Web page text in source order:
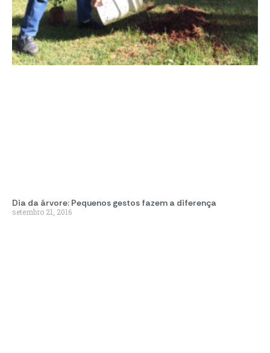
Dia da árvore: Pequenos gestos fazem a diferença
setembro 21, 2016